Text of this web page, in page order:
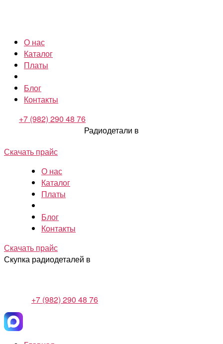
О нас
Каталог
Платы
Блог
Контакты
+7 (982) 290 48 76
Радиодетали в
Скачать прайс
О нас
Каталог
Платы
Блог
Контакты
Скачать прайс
Скупка радиодеталей в
+7 (982) 290 48 76